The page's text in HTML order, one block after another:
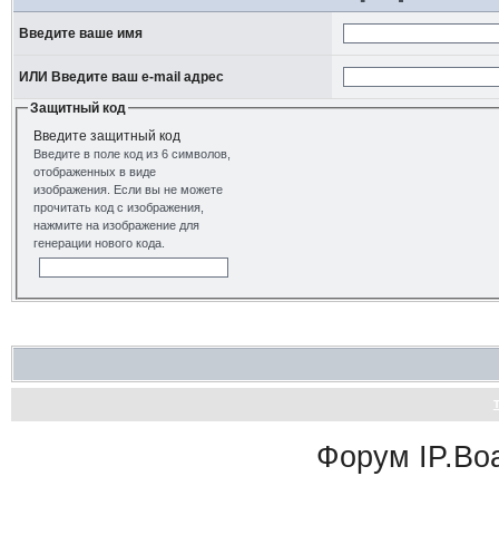
Введите ваше имя
ИЛИ Введите ваш e-mail адрес
Защитный код
Введите защитный код
Введите в поле код из 6 символов,
отображенных в виде
изображения. Если вы не можете
прочитать код с изображения,
нажмите на изображение для
генерации нового кода.
Форум